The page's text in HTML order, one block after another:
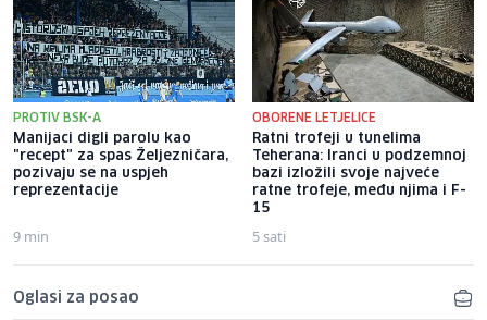
PROTIV BSK-A
Manijaci digli parolu kao
"recept" za spas Željezničara,
pozivaju se na uspjeh
reprezentacije
9 min
OBORENE LETJELICE
Ratni trofeji u tunelima
Teherana: Iranci u podzemnoj
bazi izložili svoje najveće
ratne trofeje, među njima i F-
15
5 sati
Oglasi za posao